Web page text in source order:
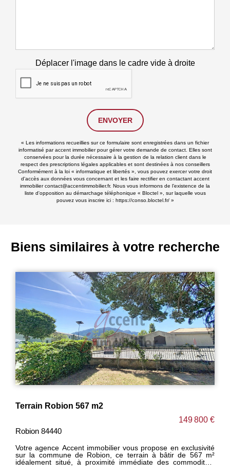
Déplacer l'image dans le cadre vide à droite
ENVOYER
« Les informations recueillies sur ce formulaire sont enregistrées dans un fichier
informatisé par accent immobilier pour gérer votre demande de contact. Elles sont
conservées pour la durée nécessaire à la gestion de la relation client dans le
respect des prescriptions légales applicables et sont destinées à nos conseillers
Conformément à la loi « informatique et libertés », vous pouvez exercer votre droit
d'accès aux données vous concernant et les faire rectifier en contactant accent
immobilier contact@accentimmobilier.fr. Nous vous informons de l’existence de la
liste d'opposition au démarchage téléphonique « Bloctel », sur laquelle vous
pouvez vous inscrire ici : https://conso.bloctel.fr/»
Biens similaires à votre recherche
Terrain Robion 567 m2
149 800 €
Robion 84440
Votre agence Accent immobilier vous propose en exclusivité
sur la commune de Robion, ce terrain à bâtir de 567 m²
idéalement situé, à proximité immédiate des commodités,